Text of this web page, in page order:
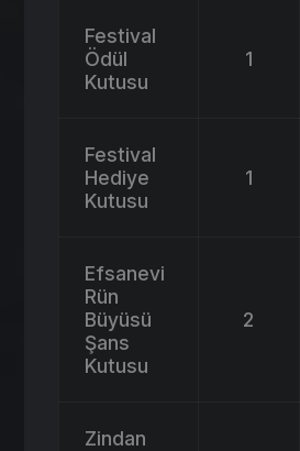
Festival
Ödül
Kutusu
1
Festival
Hediye
Kutusu
1
Efsanevi
Rün
Büyüsü
Şans
Kutusu
2
Zindan